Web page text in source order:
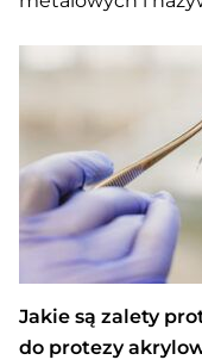
Jakie są zalety
do protezy